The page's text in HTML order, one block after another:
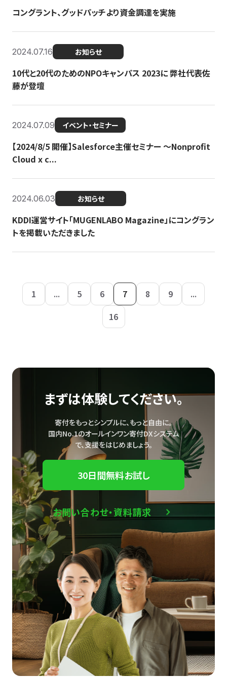
コングラント、グッドパッチより資金調達を実施
2024.07.16 お知らせ
10代と20代のためのNPOキャンパス 2023に 弊社代表佐
藤が登壇
2024.07.09 イベント・セミナー
【2024/8/5 開催】Salesforce主催セミナー 〜Nonprofit
Cloud x c...
2024.06.03 お知らせ
KDDI運営サイト「MUGENLABO Magazine」にコングラン
トを掲載いただきました
1 ... 5 6 7 8 9
...
16
まずは体験してください。
寄付をもっとシンプルに、もっと自由に。
国内No.1のオールインワン寄付DXシステム
で、支援をはじめましょう。
30日間無料お試し
お問い合わせ・資料請求